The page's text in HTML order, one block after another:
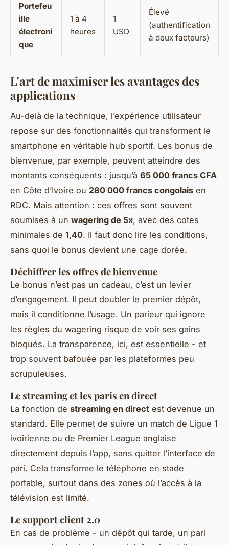
Portefeu
ille
électroni
que
1 à 4
heures
1
USD
Élevé
(authentification
à deux facteurs)
L'art de maximiser les avantages des
applications
Au-delà de la technique, l’expérience utilisateur
repose sur des fonctionnalités qui transforment le
smartphone en véritable hub sportif. Les bonus de
bienvenue, par exemple, peuvent atteindre des
montants conséquents : jusqu’à 65 000 francs CFA
en Côte d’Ivoire ou 280 000 francs congolais en
RDC. Mais attention : ces offres sont souvent
soumises à un wagering de 5x, avec des cotes
minimales de 1,40. Il faut donc lire les conditions,
sans quoi le bonus devient une cage dorée.
Déchiffrer les offres de bienvenue
Le bonus n’est pas un cadeau, c’est un levier
d’engagement. Il peut doubler le premier dépôt,
mais il conditionne l’usage. Un parieur qui ignore
les règles du wagering risque de voir ses gains
bloqués. La transparence, ici, est essentielle - et
trop souvent bafouée par les plateformes peu
scrupuleuses.
Le streaming et les paris en direct
La fonction de streaming en direct est devenue un
standard. Elle permet de suivre un match de Ligue 1
ivoirienne ou de Premier League anglaise
directement depuis l’app, sans quitter l’interface de
pari. Cela transforme le téléphone en stade
portable, surtout dans des zones où l’accès à la
télévision est limité.
Le support client 2.0
En cas de problème - un dépôt qui tarde, un pari